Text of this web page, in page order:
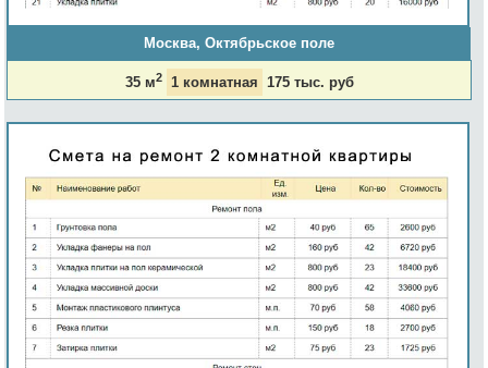
Москва, Октябрьское поле
35 м2 1 комнатная 175 тыс. руб